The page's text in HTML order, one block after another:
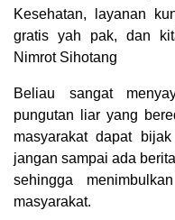
Kesehatan, layanan
gratis yah pak, dan
Nimrot Sihotang
Beliau sangat
pungutan liar yang
masyarakat dapat
jangan sampai ada
sehingga
masyarakat.